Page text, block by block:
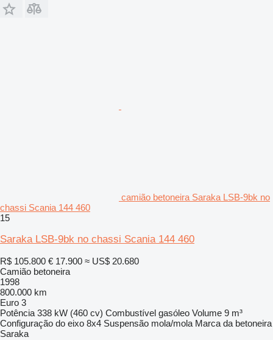
camião betoneira Saraka LSB-9bk no
chassi Scania 144 460
15
Saraka LSB-9bk no chassi Scania 144 460
R$ 105.800 € 17.900 ≈ US$ 20.680
Camião betoneira
1998
800.000 km
Euro 3
Potência 338 kW (460 cv) Combustível gasóleo Volume 9 m³
Configuração do eixo 8x4 Suspensão mola/mola Marca da betoneira
Saraka